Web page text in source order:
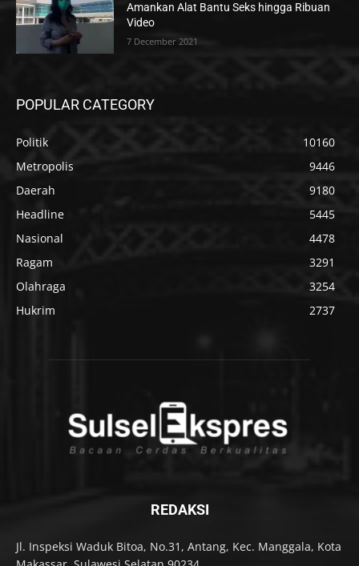
Amankan Alat Bantu Seks hingga Ribuan
Video
7 December 2021
POPULAR CATEGORY
Politik
10160
Metropolis
9446
Daerah
9180
Headline
5445
Nasional
4478
Ragam
3291
Olahraga
3254
Hukrim
2737
REDAKSI
Jl. Inspeksi Waduk Bitoa, No.31, Antang, Kec. Manggala, Kota